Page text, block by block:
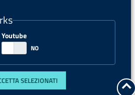
Youtube
SELEZIONATI